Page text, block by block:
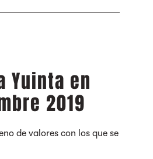
Yuinta en
2019
de valores con los que se